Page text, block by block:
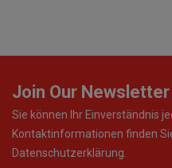
Join Our
Sie können Ihr Einverständnis
Kontaktinformationen finden
Datenschutzerklärung.